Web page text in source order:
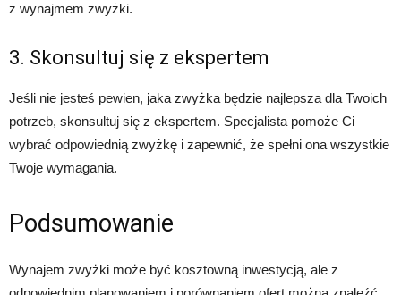
z wynajmem zwyżki.
3. Skonsultuj się z ekspertem
Jeśli nie jesteś pewien, jaka zwyżka będzie najlepsza dla Twoich
potrzeb, skonsultuj się z ekspertem. Specjalista pomoże Ci
wybrać odpowiednią zwyżkę i zapewnić, że spełni ona wszystkie
Twoje wymagania.
Podsumowanie
Wynajem zwyżki może być kosztowną inwestycją, ale z